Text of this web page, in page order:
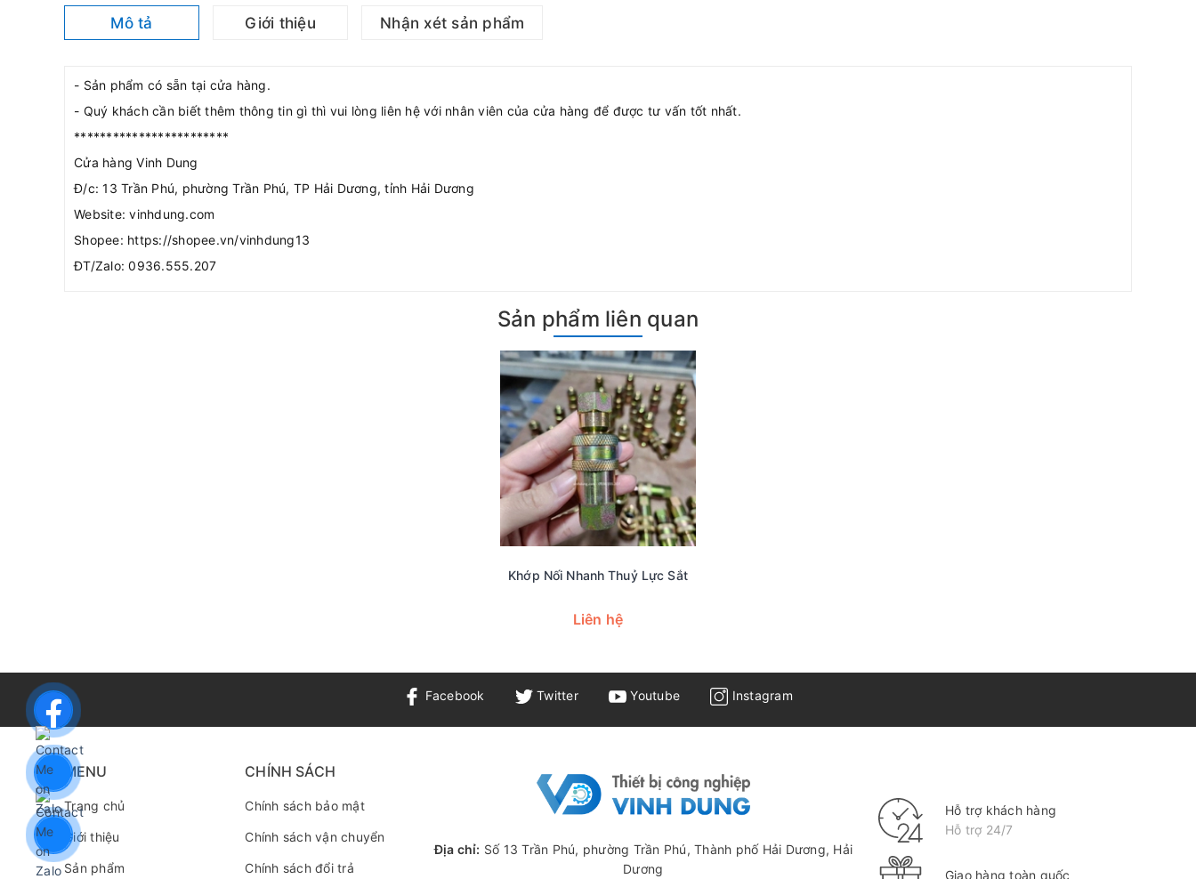
Mô tả Giới thiệu Nhận xét sản phẩm
- Sản phẩm có sẵn tại cửa hàng.
- Quý khách cần biết thêm thông tin gì thì vui lòng liên hệ với nhân viên của cửa hàng để được tư vấn tốt nhất.
************************
Cửa hàng Vinh Dung
Đ/c: 13 Trần Phú, phường Trần Phú, TP Hải Dương, tỉnh Hải Dương
Website: vinhdung.com
Shopee: https://shopee.vn/vinhdung13
ĐT/Zalo: 0936.555.207
Sản phẩm liên quan
Khớp Nối Nhanh Thuỷ Lực Sắt
Liên hệ
Facebook Twitter Youtube Instagram
MENU
Trang chủ
Giới thiệu
Sản phẩm
CHÍNH SÁCH
Chính sách bảo mật
Chính sách vận chuyển
Chính sách đổi trả
Địa chỉ: Số 13 Trần Phú, phường Trần Phú, Thành phố Hải Dương, Hải
Dương
Hỗ trợ khách hàng
Hỗ trợ 24/7
Giao hàng toàn quốc